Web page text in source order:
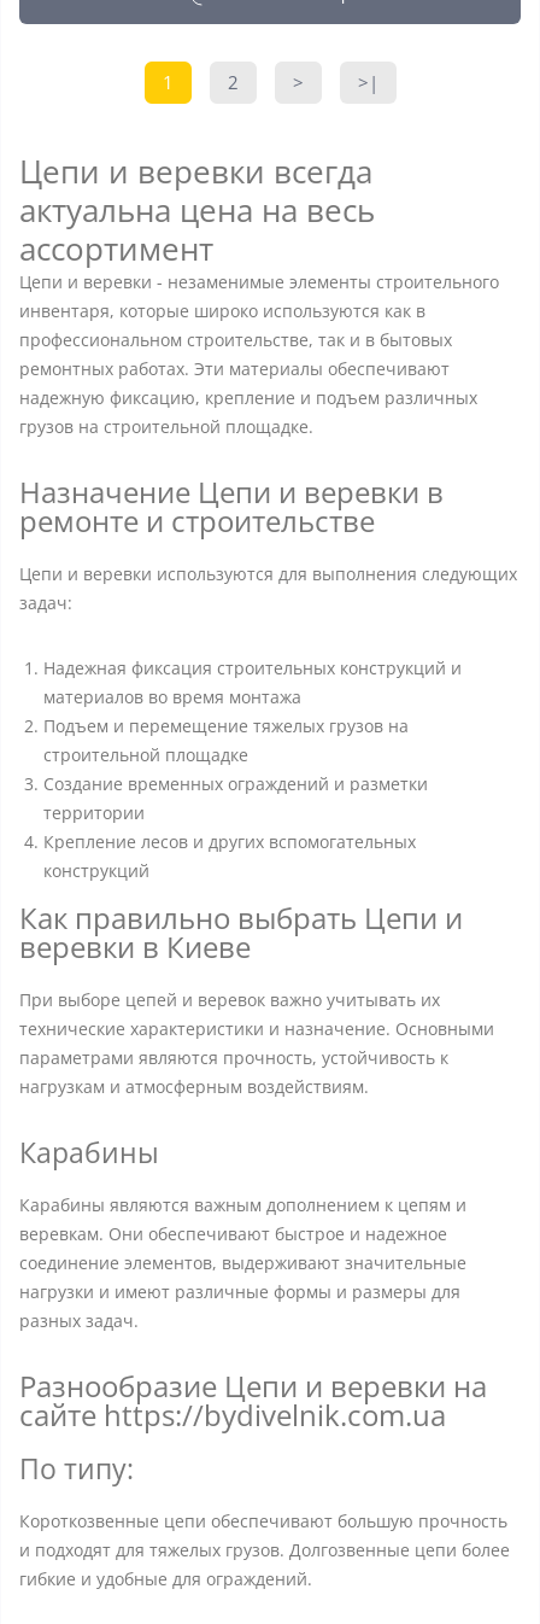
1 2 > >|
Цепи и веревки всегда
актуальна цена на весь
ассортимент
Цепи и веревки - незаменимые элементы строительного
инвентаря, которые широко используются как в
профессиональном строительстве, так и в бытовых
ремонтных работах. Эти материалы обеспечивают
надежную фиксацию, крепление и подъем различных
грузов на строительной площадке.
Назначение Цепи и веревки в
ремонте и строительстве
Цепи и веревки используются для выполнения следующих
задач:
Надежная фиксация строительных конструкций и
материалов во время монтажа
Подъем и перемещение тяжелых грузов на
строительной площадке
Создание временных ограждений и разметки
территории
Крепление лесов и других вспомогательных
конструкций
Как правильно выбрать Цепи и
веревки в Киеве
При выборе цепей и веревок важно учитывать их
технические характеристики и назначение. Основными
параметрами являются прочность, устойчивость к
нагрузкам и атмосферным воздействиям.
Карабины
Карабины являются важным дополнением к цепям и
веревкам. Они обеспечивают быстрое и надежное
соединение элементов, выдерживают значительные
нагрузки и имеют различные формы и размеры для
разных задач.
Разнообразие Цепи и веревки на
сайте https://bydivelnik.com.ua
По типу:
Короткозвенные цепи обеспечивают большую прочность
и подходят для тяжелых грузов. Долгозвенные цепи более
гибкие и удобные для ограждений.